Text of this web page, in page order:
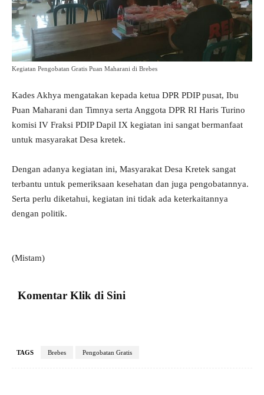
Kegiatan Pengobatan Gratis Puan Maharani di Brebes
Kades Akhya mengatakan kepada ketua DPR PDIP pusat, Ibu
Puan Maharani dan Timnya serta Anggota DPR RI Haris Turino
komisi IV Fraksi PDIP Dapil IX kegiatan ini sangat bermanfaat
untuk masyarakat Desa kretek.
Dengan adanya kegiatan ini, Masyarakat Desa Kretek sangat
terbantu untuk pemeriksaan kesehatan dan juga pengobatannya.
Serta perlu diketahui, kegiatan ini tidak ada keterkaitannya
dengan politik.
(Mistam)
Komentar Klik di Sini
TAGS Brebes Pengobatan Gratis